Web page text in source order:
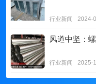
行业新闻 2024-
风道中坚：
行业新闻 2025-